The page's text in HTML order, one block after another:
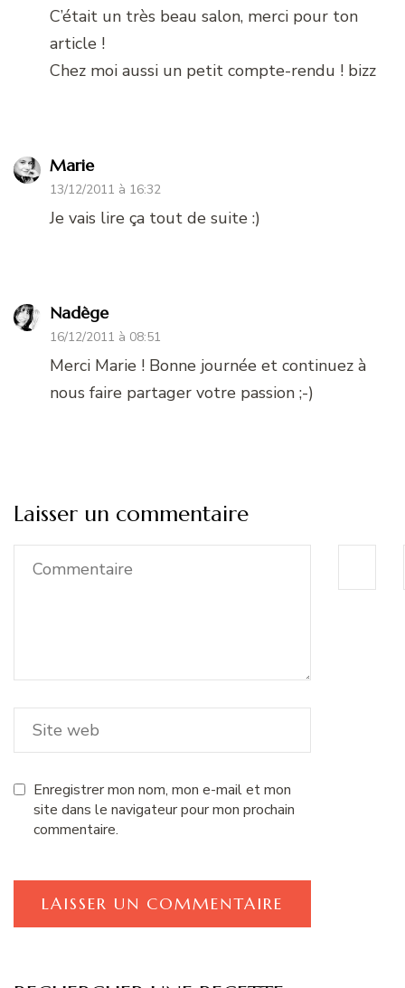
C’était un très beau salon, merci pour ton
article !
Chez moi aussi un petit compte-rendu ! bizz
Marie
13/12/2011 à 16:32
Je vais lire ça tout de suite :)
Nadège
16/12/2011 à 08:51
Merci Marie ! Bonne journée et continuez à
nous faire partager votre passion ;-)
Laisser un commentaire
Enregistrer mon nom, mon e-mail et mon
site dans le navigateur pour mon prochain
commentaire.